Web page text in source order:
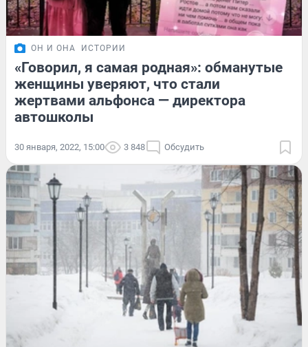
ОН И ОНА ИСТОРИИ
«Говорил, я самая родная»: обманутые
женщины уверяют, что стали
жертвами альфонса — директора
автошколы
30 января, 2022, 15:00 3 848 Обсудить